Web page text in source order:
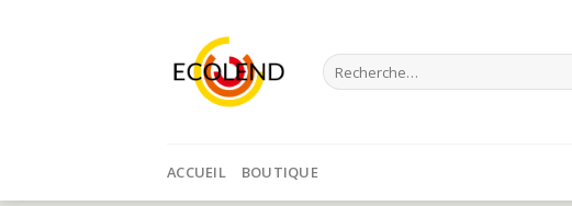
Recherche
pour :
ACCUEIL BOUTIQUE